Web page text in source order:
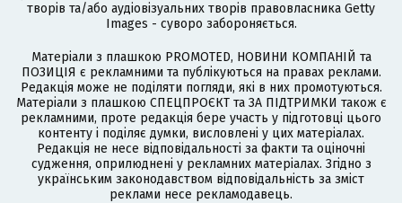
творів та/або аудіовізуальних творів правовласника Getty
Images - суворо забороняється.
Матеріали з плашкою PROMOTED, НОВИНИ КОМПАНІЙ та
ПОЗИЦІЯ є рекламними та публікуються на правах реклами.
Редакція може не поділяти погляди, які в них промотуються.
Матеріали з плашкою СПЕЦПРОЄКТ та ЗА ПІДТРИМКИ також є
рекламними, проте редакція бере участь у підготовці цього
контенту і поділяє думки, висловлені у цих матеріалах.
Редакція не несе відповідальності за факти та оціночні
судження, оприлюднені у рекламних матеріалах. Згідно з
українським законодавством відповідальність за зміст
реклами несе рекламодавець.